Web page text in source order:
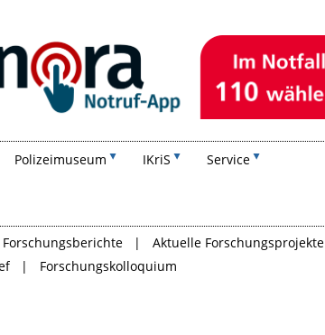
Polizeimuseum IKriS Service
Forschungsberichte
Aktuelle Forschungsprojekte
Forschungskolloquium